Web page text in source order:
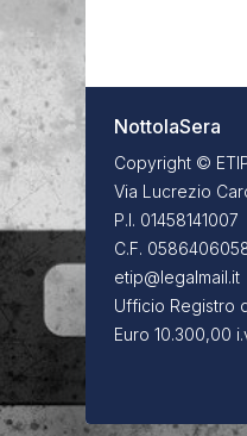
NottolaSera
Copyright ©
Via Lucrezio
P.I. 01458141007
C.F.
etip@legalmail.it
Ufficio Registro
Euro 10.300,00